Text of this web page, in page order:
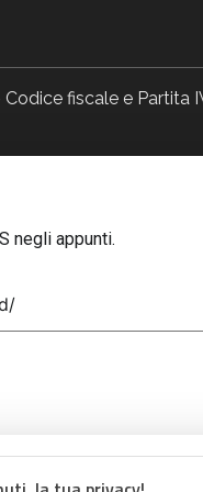
fiscale e Partita
negli appunti.